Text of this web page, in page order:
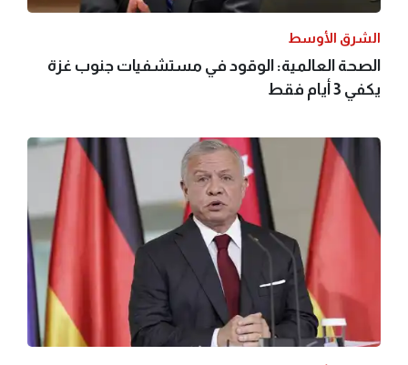
الشرق الأوسط
الصحة العالمية: الوقود في مستشفيات جنوب غزة
يكفي 3 أيام فقط